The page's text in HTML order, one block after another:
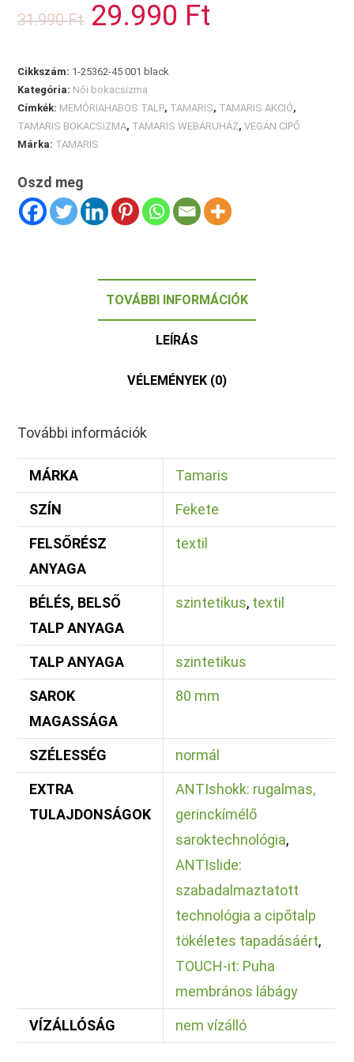
mennyiség
31.990Ft
Original
price
was:
29.990 Ft
Cikkszám: 1-25362-45 001 black
Kategória: Női bokacsizma
Címkék: MEMÓRIAHABOS TALP, TAMARIS, TAMARIS AKCIÓ,
TAMARIS BOKACSIZMA, TAMARIS WEBÁRUHÁZ,VEGÁN CIPŐ
Márka: TAMARIS
Oszd meg
TOVÁBBI INFORMÁCIÓK
LEÍRÁS
VÉLEMÉNYEK (0)
További információk
MÁRKA Tamaris
SZÍN Fekete
FELSŐRÉSZ
ANYAGA
textil
BÉLÉS, BELSŐ
TALP ANYAGA
szintetikus, textil
TALP ANYAGA szintetikus
SAROK
MAGASSÁGA
80 mm
SZÉLESSÉG normál
EXTRA
TULAJDONSÁGOK
ANTIshokk: rugalmas,
gerinckímélő
saroktechnológia,
ANTIslide:
szabadalmaztatott
technológia a cipőtalp
tökéletes tapadásáért,
TOUCH-it: Puha
membrános lábágy
VÍZÁLLÓSÁG nem vízálló